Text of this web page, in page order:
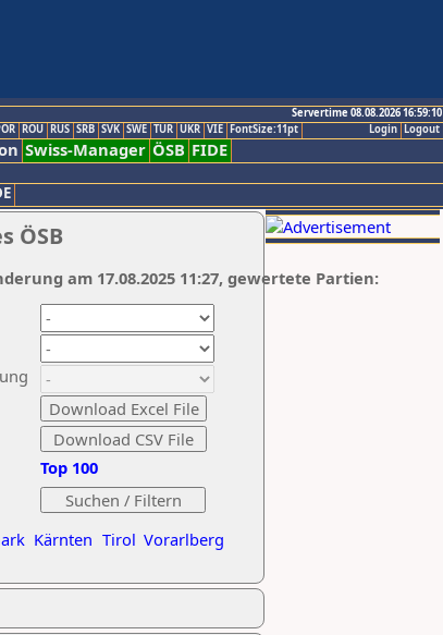
Servertime 08.08.2026 16:59:10
Logout
Login
ROU RUS SRB SVK SWE TUR UKR VIE FontSize:11pt
Swiss-Manager ÖSB FIDE
ÖSB
Kärnten Tirol Vorarlberg
Top 100
am 17.08.2025 11:27, gewertete Partien: